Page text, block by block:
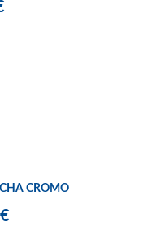
SOPORTE PIÑA DUCHA CROMO